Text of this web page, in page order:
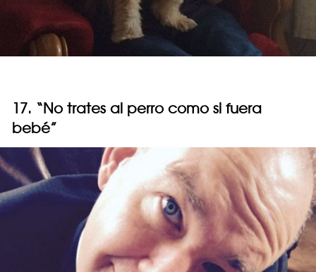
17. “No trates al perro como si fuera
bebé”